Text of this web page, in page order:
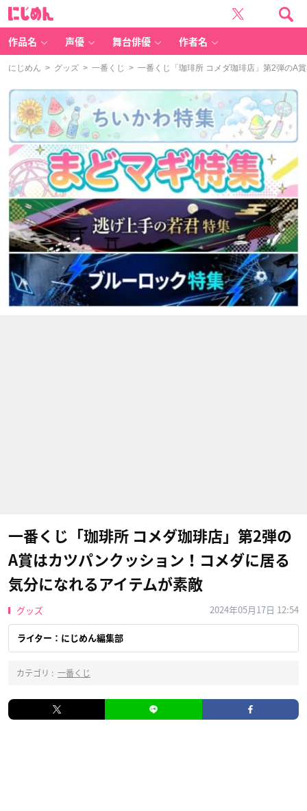
作品名 声優 舞台俳優 作者名
にじめん > グッズ > 一番くじ > 一番くじ「珈琲所 コメダ珈琲店」第2弾のA
一番くじ「珈琲所 コメダ珈琲店」第2弾の
A賞はカツパンクッション！コメダに居る
気分になれるアイテムが素敵
グッズ 2024年05月17日 12:54
ライター：にじめん編集部
カテゴリ : 一番くじ